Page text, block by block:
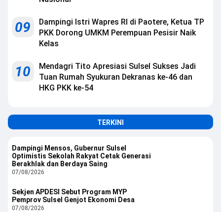
09
Dampingi Istri Wapres RI di Paotere, Ketua TP
PKK Dorong UMKM Perempuan Pesisir Naik
Kelas
10
Mendagri Tito Apresiasi Sulsel Sukses Jadi
Tuan Rumah Syukuran Dekranas ke-46 dan
HKG PKK ke-54
TERKINI
Dampingi Mensos, Gubernur Sulsel
Optimistis Sekolah Rakyat Cetak Generasi
Berakhlak dan Berdaya Saing
07/08/2026
Sekjen APDESI Sebut Program MYP
Pemprov Sulsel Genjot Ekonomi Desa
07/08/2026